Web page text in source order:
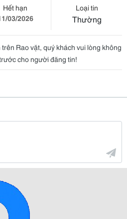
Hết hạn
03/2026
Loại tin
Thường
Rao vặt, quý khách vui lòng không
cho người đăng tin!